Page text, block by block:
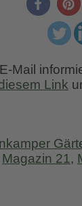
Mail
Link
Magazin 21,